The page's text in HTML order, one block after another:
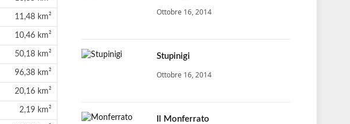
11,48 km²
10,46 km²
50,18 km²
96,38 km²
20,16 km²
2,19 km²
Ottobre 16, 2014
Stupinigi
Ottobre 16, 2014
Il Monferrato